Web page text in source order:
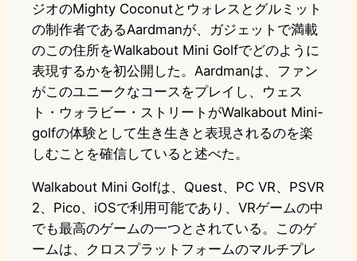
ジオのMighty Coconutとウォレスとグルミット
の制作者であるAardmanが、ガジェットで満載
のこの住所をWalkabout Mini Golfでどのように
表現するかを初公開した。Aardmanは、ファン
がこのユニークなコースをプレイし、ウェス
ト・ウォラビー・ストリートがWalkabout Mini-
golfの体験として生き生きと表現されるのを楽
しむことを確信していると述べた。
Walkabout Mini Golfは、Quest、PC VR、PSVR
2、Pico、iOSで利用可能であり、VRゲームの中
でも最高のゲームの一つとされている。このゲ
ームは、クロスプラットフォームのマルチプレ